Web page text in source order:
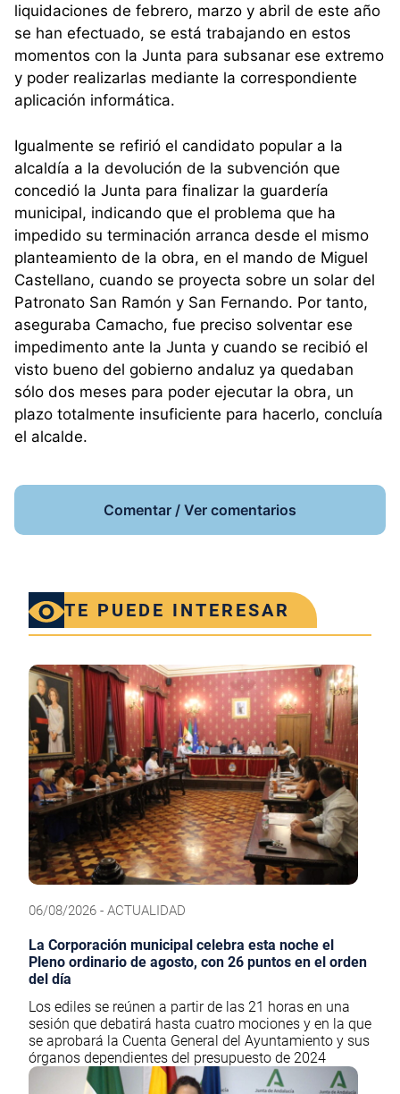
liquidaciones de febrero, marzo y abril de este año
se han efectuado, se está trabajando en estos
momentos con la Junta para subsanar ese extremo
y poder realizarlas mediante la correspondiente
aplicación informática.
Igualmente se refirió el candidato popular a la
alcaldía a la devolución de la subvención que
concedió la Junta para finalizar la guardería
municipal, indicando que el problema que ha
impedido su terminación arranca desde el mismo
planteamiento de la obra, en el mando de Miguel
Castellano, cuando se proyecta sobre un solar del
Patronato San Ramón y San Fernando. Por tanto,
aseguraba Camacho, fue preciso solventar ese
impedimento ante la Junta y cuando se recibió el
visto bueno del gobierno andaluz ya quedaban
sólo dos meses para poder ejecutar la obra, un
plazo totalmente insuficiente para hacerlo, concluía
el alcalde.
Comentar / Ver comentarios
TE PUEDE INTERESAR
06/08/2026 - ACTUALIDAD
La Corporación municipal celebra esta noche el
Pleno ordinario de agosto, con 26 puntos en el orden
del día
Los ediles se reúnen a partir de las 21 horas en una
sesión que debatirá hasta cuatro mociones y en la que
se aprobará la Cuenta General del Ayuntamiento y sus
órganos dependientes del presupuesto de 2024